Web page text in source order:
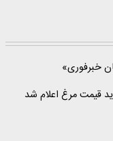
خبرفوری»
قیمت مرغ اعلام شد